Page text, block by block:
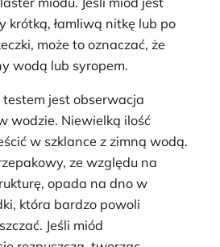
krótką, łamliwą nitkę lub po
może to oznaczać, że
wodą lub syropem.
jest obserwacja
wodzie. Niewielką ilość
w szklance z zimną wodą.
ze względu na
opada na dno w
która bardzo powoli
Jeśli miód